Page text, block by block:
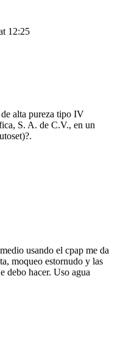
12:25
alta pureza tipo IV
S. A. de C.V., en un
usando el cpap me da
moqueo estornudo y las
debo hacer. Uso agua